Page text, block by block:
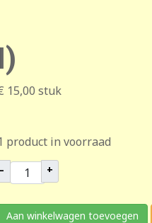
15,00 stuk
product in voorraad
– +
Aan winkelwagen toevoegen